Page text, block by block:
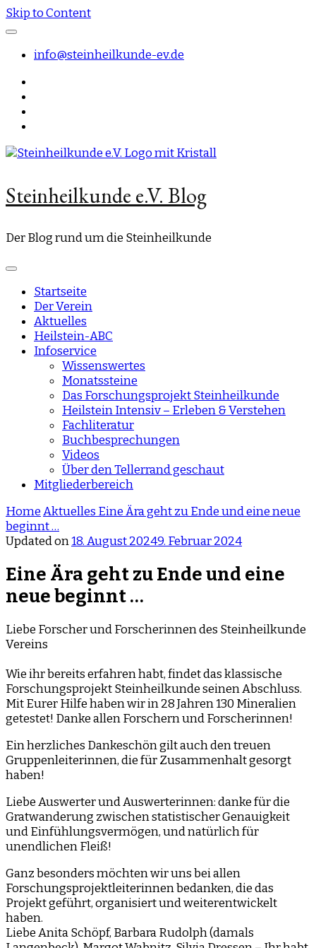
Skip to Content
info@steinheilkunde-ev.de
Steinheilkunde e.V. Blog
Der Blog rund um die Steinheilkunde
Startseite
Der Verein
Aktuelles
Heilstein-ABC
Infoservice
Wissenswertes
Monatssteine
Das Forschungsprojekt Steinheilkunde
Heilstein Intensiv – Erleben & Verstehen
Fachliteratur
Buchbesprechungen
Videos
Über den Tellerrand geschaut
Mitgliederbereich
HomeAktuelles Eine Ära geht zu Ende und eine neue
beginnt …
Updated on18. August 20249. Februar 2024
Eine Ära geht zu Ende und eine
neue beginnt …
Liebe Forscher und Forscherinnen des Steinheilkunde
Vereins
Wie ihr bereits erfahren habt, findet das klassische
Forschungsprojekt Steinheilkunde seinen Abschluss.
Mit Eurer Hilfe haben wir in 28 Jahren 130 Mineralien
getestet! Danke allen Forschern und Forscherinnen!
Ein herzliches Dankeschön gilt auch den treuen
Gruppenleiterinnen, die für Zusammenhalt gesorgt
haben!
Liebe Auswerter und Auswerterinnen: danke für die
Gratwanderung zwischen statistischer Genauigkeit
und Einfühlungsvermögen, und natürlich für
unendlichen Fleiß!
Ganz besonders möchten wir uns bei allen
Forschungsprojektleiterinnen bedanken, die das
Projekt geführt, organisiert und weiterentwickelt
haben.
Liebe Anita Schöpf, Barbara Rudolph (damals